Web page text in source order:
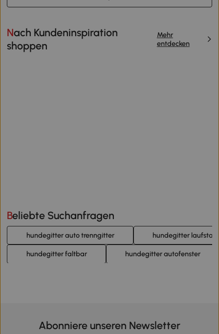
Nach Kundeninspiration
shoppen
Mehr
entdecken
Beliebte Suchanfragen
hundegitter auto trenngitter hundegitter laufstall
hundegitter faltbar hundegitter autofenster
Abonniere unseren Newsletter